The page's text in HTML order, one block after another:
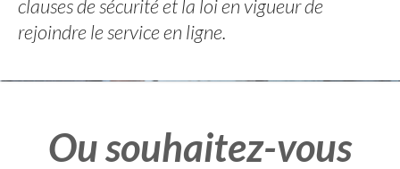
clauses de sécurité et la loi en vigueur de
rejoindre le service en ligne.
Ou souhaitez-vous